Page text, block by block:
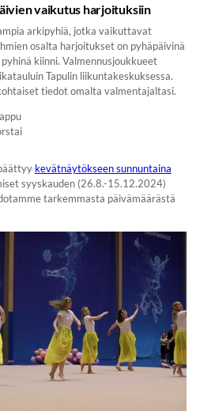
vaikutus harjoituksiin
arkipyhiä, jotka vaikuttavat
osalta harjoitukset on pyhäpäivinä
kiinni. Valmennusjoukkueet
Tapulin liikuntakeskuksessa.
tiedot omalta valmentajaltasi.
kevätnäytökseen sunnuntaina
syyskauden (26.8.-15.12.2024)
tarkemmasta päivämäärästä